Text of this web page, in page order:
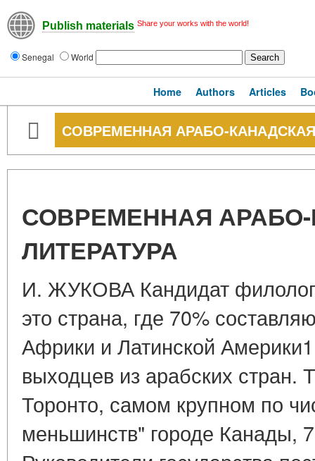
Publish materials Share your works with the world!
Senegal World
Home Authors Articles
СОВРЕМЕННАЯ АРАБО-КАНАДСКАЯ
СОВРЕМЕННАЯ
ЛИТЕРАТУРА
И. ЖУКОВА Кандидат
это страна, где 70%
Африки и Латинской
выходцев из арабских стран.
Торонто, самом крупном по
меньшинств" городе Канады,